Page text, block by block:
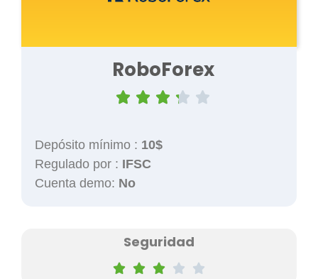
RoboForex
    
Depósito mínimo : 10$
Regulado por : IFSC
Cuenta demo: No
Seguridad
    